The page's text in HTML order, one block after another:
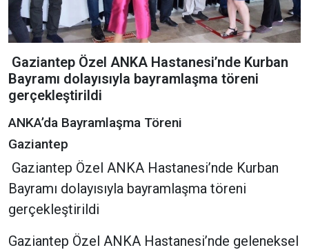
Gaziantep Özel ANKA Hastanesi’nde Kurban
Bayramı dolayısıyla bayramlaşma töreni
gerçekleştirildi
ANKA’da Bayramlaşma Töreni
Gaziantep
Gaziantep Özel ANKA Hastanesi’nde Kurban
Bayramı dolayısıyla bayramlaşma töreni
gerçekleştirildi
Gaziantep Özel ANKA Hastanesi’nde geleneksel